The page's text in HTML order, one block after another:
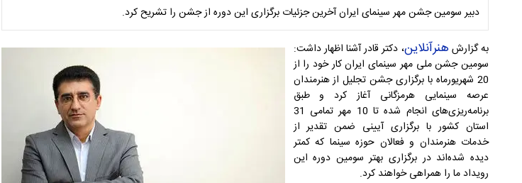
دبیر سومین جشن مهر سینمای ایران آخرین جزئیات برگزاری این دوره از جشن را تشریح کرد.
به گزارش هنرآنلاین، دکتر قادر آشنا اظهار داشت:
سومین جشن ملی مهر سینمای ایران کار خود را از
20 شهریورماه با برگزاری جشن تجلیل از هنرمندان
عرصه سینمایی هرمزگانی آغاز کرد و طبق
برنامه‌ریزی‌های انجام شده تا 10 مهر تمامی 31
استان کشور با برگزاری آیینی ضمن تقدیر از
خدمات هنرمندان و فعالان حوزه سینما که کمتر
دیده شده‌اند در برگزاری بهتر سومین دوره این
رویداد ما را همراهی خواهند کرد.